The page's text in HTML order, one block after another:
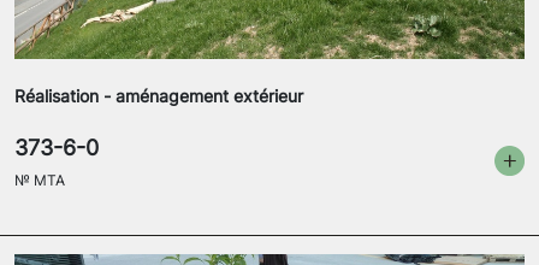
Réalisation - aménagement extérieur
373-6-0
№ MTA